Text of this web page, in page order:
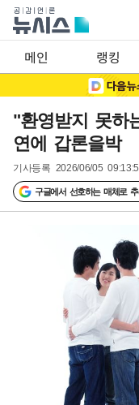
메인 랭킹
"환영받지 못하
연에 갑론을박
기사등록 2026/06/05
구글에서 선호하는 매체로 추